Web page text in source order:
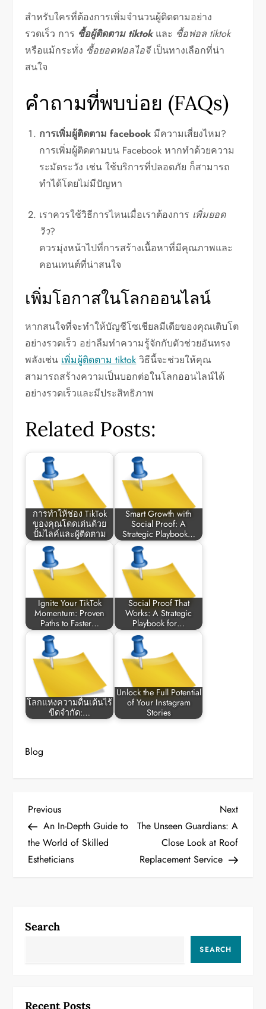
สำหรับใครที่ต้องการเพิ่มจำนวนผู้ติดตามอย่าง
รวดเร็ว การ ซื้อผู้ติดตาม tiktokและ ซื้อฟอล tiktok
หรือแม้กระทั่ง ซื้อยอดฟอลไอจีเป็นทางเลือกที่น่า
สนใจ
คำถามที่พบบ่อย (FAQs)
การเพิ่มผู้ติดตาม facebook มีความเสี่ยงไหม?
การเพิ่มผู้ติดตามบน Facebook หากทำด้วยความ
ระมัดระวัง เช่น ใช้บริการที่ปลอดภัย ก็สามารถ
ทำได้โดยไม่มีปัญหา
เราควรใช้วิธีการไหนเมื่อเราต้องการ เพิ่มยอด
วิว?
ควรมุ่งหน้าไปที่การสร้างเนื้อหาที่มีคุณภาพและ
คอนเทนต์ที่น่าสนใจ
เพิ่มโอกาสในโลกออนไลน์
หากสนใจที่จะทำให้บัญชีโซเชียลมีเดียของคุณเติบโต
อย่างรวดเร็ว อย่าลืมทำความรู้จักกับตัวช่วยอันทรง
พลังเช่น เพิ่มผู้ติดตาม tiktok วิธีนี้จะช่วยให้คุณ
สามารถสร้างความเป็นบอกต่อในโลกออนไลน์ได้
อย่างรวดเร็วและมีประสิทธิภาพ
Related Posts:
การทำให้ช่อง TikTok
ของคุณโดดเด่นด้วย
ปั้มไลค์และผู้ติดตาม
Smart Growth with
Social Proof: A
Strategic Playbook…
Ignite Your TikTok
Momentum: Proven
Paths to Faster…
Social Proof That
Works: A Strategic
Playbook for…
โลกแห่งความตื่นเต้นไร้
ขีดจำกัด:…
Unlock the Full Potential
of Your Instagram
Stories
Blog
P
o
s
n
i
Previous
Post
Previous
An In-Depth Guide to
the World of Skilled
Estheticians
Next
Post
Next
The Unseen Guardians: A
Close Look at Roof
Replacement Service
Search
SEARCH
Recent Posts